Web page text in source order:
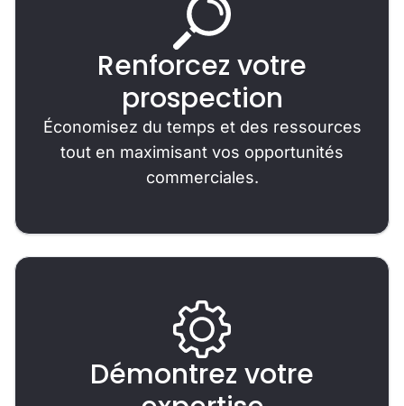
Renforcez votre
prospection
Économisez du temps et des ressources
tout en maximisant vos opportunités
commerciales.
Démontrez votre